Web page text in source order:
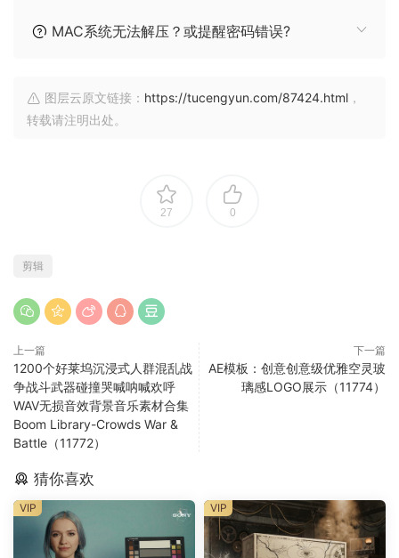
MAC系统无法解压？或提醒密码错误?
图层云原文链接： https://tucengyun.com/87424.html ，
转载请注明出处。
27 0
剪辑
上一篇
1200个好莱坞沉浸式人群混乱战
争战斗武器碰撞哭喊呐喊欢呼
WAV无损音效背景音乐素材合集
Boom Library-Crowds War &
Battle（11772）
下一篇
AE模板：创意创意级优雅空灵玻
璃感LOGO展示（11774）
猜你喜欢
VIP VIP